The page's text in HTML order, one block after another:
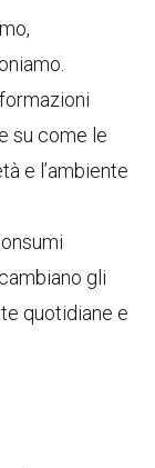
su come le
e l’ambiente
gli
quotidiane e